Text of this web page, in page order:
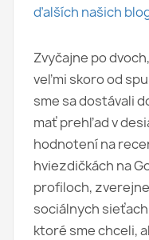
ďalších našich
Zvyčajne po
veľmi skoro od
sme sa dostávali
mať prehľad v
hodnotení na
hviezdičkách na
profiloch,
sociálnych
ktoré sme chceli,